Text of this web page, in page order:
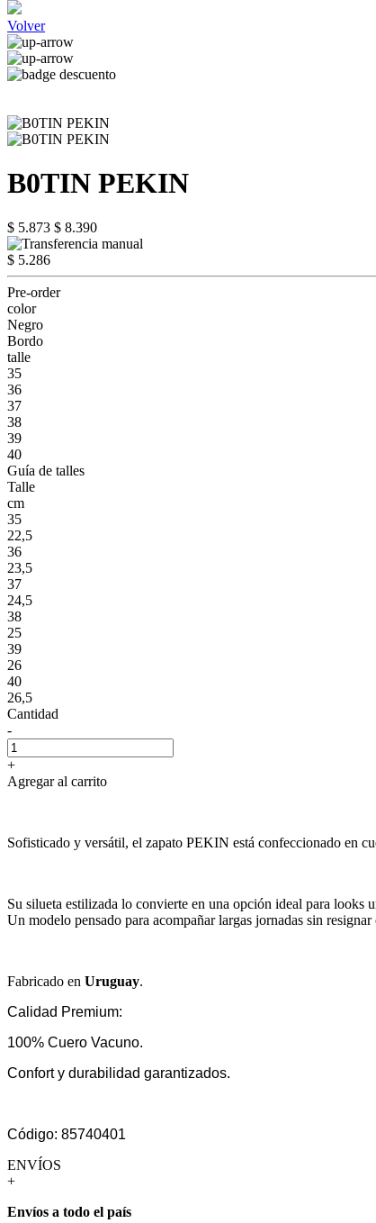
Volver
B0TIN PEKIN
$ 5.873 $ 8.390
$ 5.286
Pre-order
color
Negro
Bordo
talle
35
36
37
38
39
40
Guía de talles
Talle
cm
35
22,5
36
23,5
37
24,5
38
25
39
26
40
26,5
Cantidad
-
+
Agregar al carrito
Sofisticado y versátil, el zapato PEKIN está confeccionado en
Su silueta estilizada lo convierte en una opción ideal para
Un modelo pensado para acompañar largas jornadas sin resignar
Fabricado en Uruguay.
Calidad Premium:
100% Cuero Vacuno.
Confort y durabilidad garantizados.
Código: 85740401
ENVÍOS
+
Envíos a todo el país